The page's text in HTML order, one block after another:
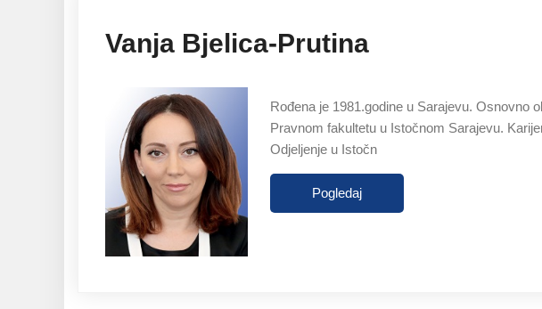
Vanja Bjelica-Prutina
Rođena je 1981.godine u Sarajevu. Osnovno
Pravnom fakultetu u Istočnom Sarajevu.
Odjeljenje u Istočn
Pogledaj